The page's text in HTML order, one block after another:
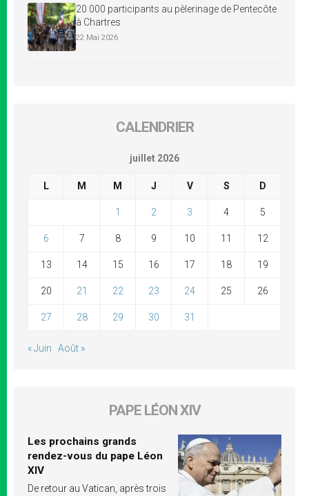
20 000 participants au pèlerinage de Pentecôte
à Chartres
22 Mai 2026
CALENDRIER
juillet 2026
L M M J V S D
1 2 3 4 5
6 7 8 9 10 11 12
13 14 15 16 17 18 19
20 21 22 23 24 25 26
27 28 29 30 31
« Juin Août »
PAPE LÉON XIV
Les prochains grands
rendez-vous du pape Léon
XIV
De retour au Vatican, après trois